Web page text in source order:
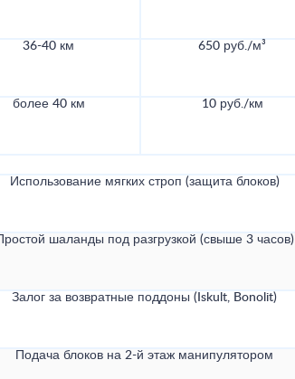
36-40 км 650 руб./м³
более 40 км 10 руб./км
Использование мягких строп (защита блоков)
Простой шаланды под разгрузкой (свыше 3 часов)
Залог за возвратные поддоны (Iskult, Bonolit)
Подача блоков на 2-й этаж манипулятором